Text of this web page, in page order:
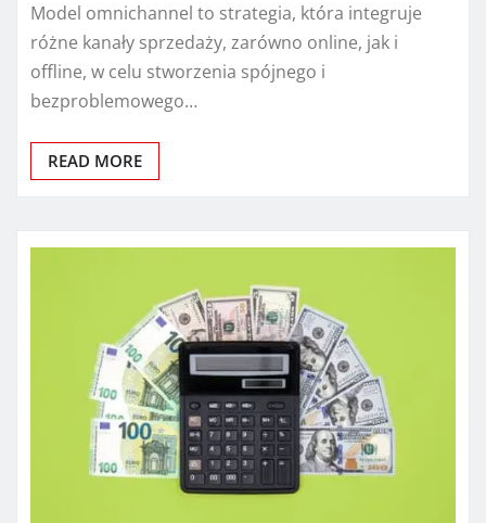
Model omnichannel to strategia, która integruje
różne kanały sprzedaży, zarówno online, jak i
offline, w celu stworzenia spójnego i
bezproblemowego…
READ MORE